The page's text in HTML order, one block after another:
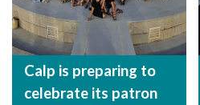
Calp is preparing to
celebrate its patron